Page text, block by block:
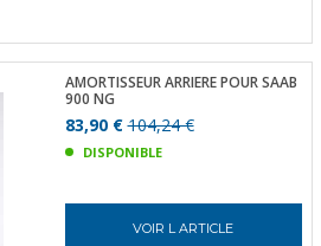
AMORTISSEUR ARRIERE POUR SAAB
900 NG
83,90 €104,24 €
DISPONIBLE
VOIR L ARTICLE